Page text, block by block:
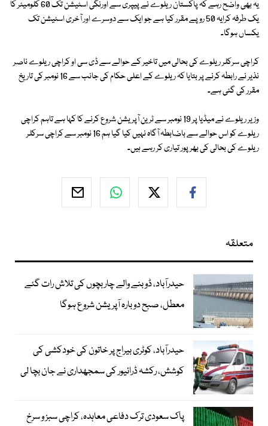
یہ بھی واضح رہے کہ پاکستان ریلوے نے پیپری سے اورنگی اسٹیشن تک 60 کلومیٹر کا
یک طرفہ کرایہ 50 روپے مقرر کیا ہے جو ایک سے دوسرے اور آخری اسٹیشن تک
یکساں ہوگا۔
کراچی سرکلر ریلوے کی بحالی میں تاخیر کے حوالے سے ڈی سی او کراچی ریلوے ناصر
نذیر نے رابطہ کرنے پر بتایا کہ ریلوے کے اعلی حکام کی جانب سے 16 نومبر کی تاریخ
مقرر کی گئی ہے۔
وزیر ریلوے نے میڈیا پر 19 نومبر سے ٹرین آپریشن شروع کرنے کا کہا ہے تاہم کراچی
ریلوے کو اس حوالے سے باضابطہ آگاہ نہیں کیا گیا ہم 16 نومبر سے کراچی سرکلر
ریلوے کی بحالی کی بھرپور تیاری کر رہے ہیں۔
متعلقہ
حیدرآباد، ڈوبنے والے چار بچوں کی تلاش رات گئے
معطل، صبح دوبارہ آپریشن شروع ہوگا
حیدرآباد، کوٹری بیراج پر خاتون کی خودکشی کی
کوشش، رکشہ ڈرائیور کی سمجھداری نے جان بچا لی
پاک سعودی ترک دفاعی معاہدہ، کراچی سبز و سرخ